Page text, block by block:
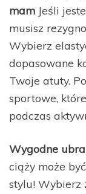
mam Jeśli
musisz
Wybierz
dopasowane
Twoje atuty.
sportowe,
podczas
Wygodne
ciąży może
stylu! Wybierz